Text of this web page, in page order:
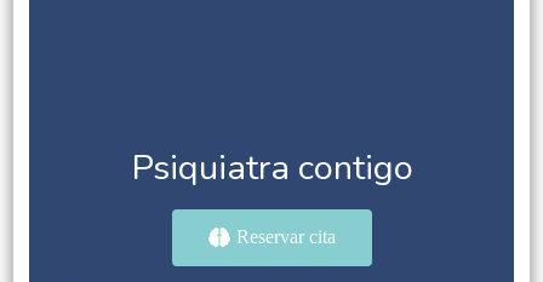
Psiquiatra contigo
Reservar cita